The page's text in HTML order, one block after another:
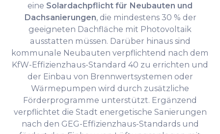
eine Solardachpflicht für Neubauten und
Dachsanierungen, die mindestens 30 % der
geeigneten Dachfläche mit Photovoltaik
ausstatten müssen. Darüber hinaus sind
kommunale Neubauten verpflichtend nach dem
KfW-Effizienzhaus-Standard 40 zu errichten und
der Einbau von Brennwertsystemen oder
Wärmepumpen wird durch zusätzliche
Förderprogramme unterstützt. Ergänzend
verpflichtet die Stadt energetische Sanierungen
nach den GEG-Effizienzhaus-Standards und